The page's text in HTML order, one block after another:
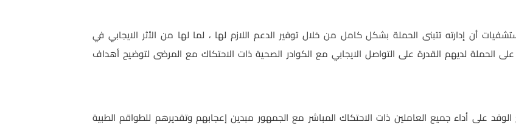
أن إدارته تتبنى الحملة بشكل كامل من خلال توفير الدعم اللازم لها ، لما لها من الأثر الايجابي في
الحملة لديهم القدرة على التواصل الايجابي مع الكوادر الصحية ذات الاحتكاك مع المرضى لتوضيح أهداف
على أداء جميع العاملين ذات الاحتكاك المباشر مع الجمهور مبدين إعجابهم وتقديرهم للطواقم الطبية